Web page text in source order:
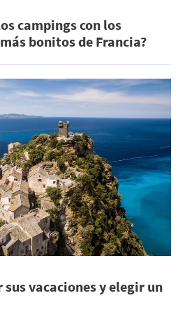
campings con los
bonitos de Francia?
vacaciones y elegir un